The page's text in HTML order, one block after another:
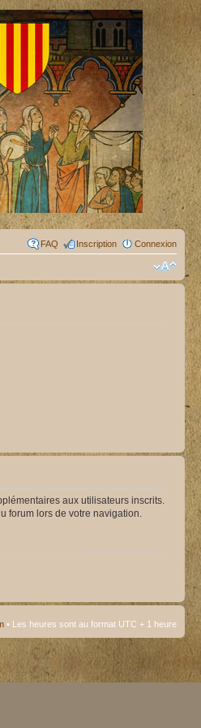
FAQ Inscription Connexion
aux utilisateurs inscrits.
forum lors de votre navigation.
• Les heures sont au format UTC + 1 heure